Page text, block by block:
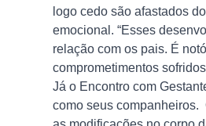
logo cedo são afastados
emocional. “Esses
relação com os pais. É
comprometimentos
Já o Encontro com
como seus companheiros.